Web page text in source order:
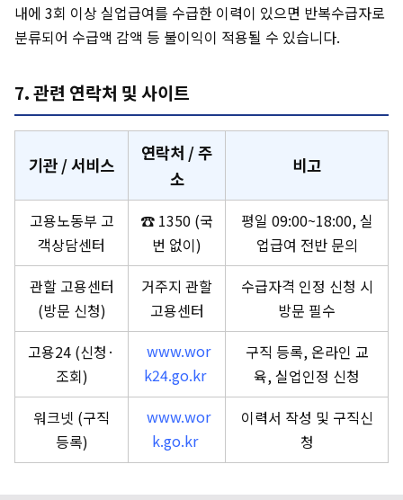
내에 3회 이상 실업급여를 수급한 이력이 있으면 반복수급자로
분류되어 수급액 감액 등 불이익이 적용될 수 있습니다.
7. 관련 연락처 및 사이트
기관 / 서비스
연락처 / 주
소
비고
고용노동부 고
객상담센터
☎ 1350 (국
번 없이)
평일 09:00~18:00, 실
업급여 전반 문의
관할 고용센터
(방문 신청)
거주지 관할
고용센터
수급자격 인정 신청 시
방문 필수
고용24 (신청·
조회)
www.wor
k24.go.kr
구직 등록, 온라인 교
육, 실업인정 신청
워크넷 (구직
등록)
www.wor
k.go.kr
이력서 작성 및 구직신
청